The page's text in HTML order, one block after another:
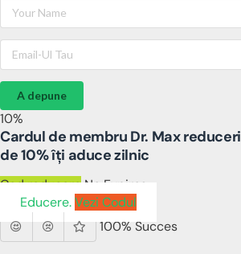
A depune
10%
Cardul de membru Dr. Max reduceri
de 10% îți aduce zilnic
Cod reducere No Expires
Educere.Vezi Codul
100% Succes